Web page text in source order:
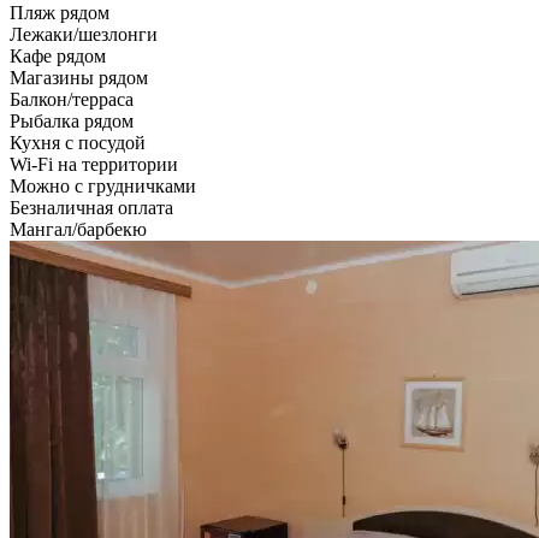
Пляж рядом
Лежаки/шезлонги
Кафе рядом
Магазины рядом
Балкон/терраса
Рыбалка рядом
Кухня с посудой
Wi-Fi на территории
Можно с грудничками
Безналичная оплата
Мангал/барбекю